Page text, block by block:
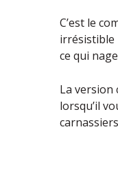
C’est le
irrésistible
ce qui
La version
lorsqu’il